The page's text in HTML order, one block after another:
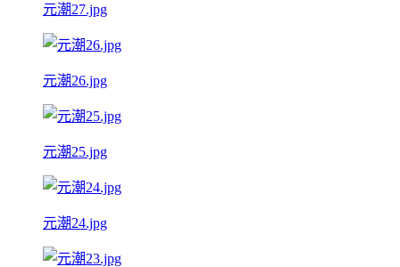
元潮27.jpg
元潮26.jpg
元潮25.jpg
元潮24.jpg